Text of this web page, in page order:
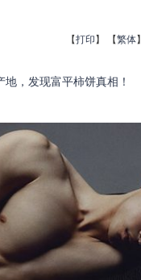
【打印 】 【繁体
，发现富平柿饼真相！